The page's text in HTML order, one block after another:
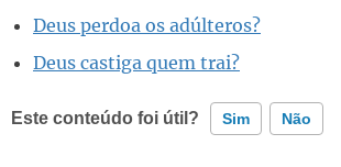
Deus perdoa os adúlteros?
Deus castiga quem trai?
Este conteúdo foi útil? Sim Não